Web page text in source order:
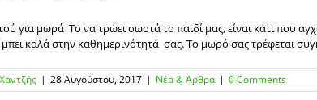
για μωρά Το να τρώει σωστά το παιδί μας, είναι κάτι που
καλά στην καθημερινότητά σας. Το μωρό σας τρέφεται
| 28 Αυγούστου, 2017 | Νέα & Άρθρα | 0 Comments